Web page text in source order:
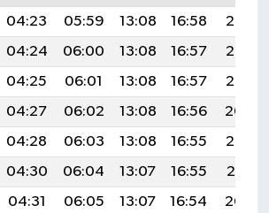
04:23 05:59 13:08 16:58
20:08
04:24 06:00 13:08 16:57
20:06
04:25 06:01 13:08 16:57
20:05
04:27 06:02 13:08 16:56
20:04
04:28 06:03 13:08 16:55
20:02
04:30 06:04 13:07 16:55
20:01
04:31 06:05 13:07 16:54
20:00